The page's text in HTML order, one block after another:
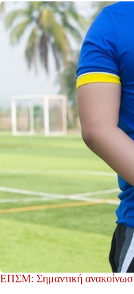
ΕΠΣΜ: Σημαντική